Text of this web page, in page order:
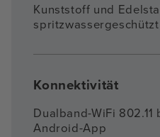
Kunststoff und
spritzwassergeschützt
Konnektivität
Dualband-WiFi
Android-App